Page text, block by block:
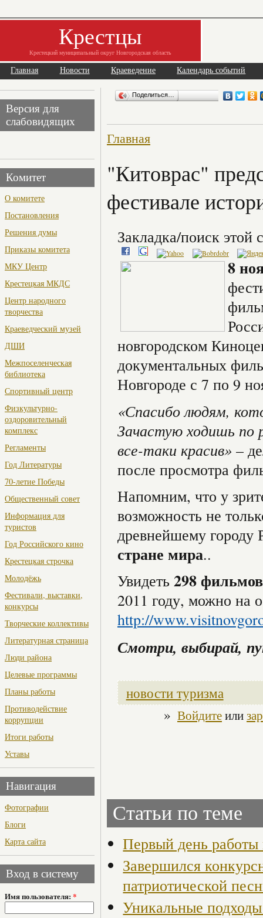
Крестцы
Крестецкий муниципальный округ Новгородская область
Главная Новости Краеведение Календарь событий
Версия для
слабовидящих
Комитет
О комитете
Постановления
Решения думы
Приказы комитета
МКУ Центр
Крестецкая МКДС
Центр народного
творчества
Краеведческий музей
ДШИ
Межпоселенческая
библиотека
Спортивный центр
Физкультурно-
оздоровительный
комплекс
Регламенты
Год Литературы
70-летие Победы
Общественный совет
Информация для
туристов
Год Российского кино
Крестецкая строчка
Молодёжь
Фестивали, выставки,
конкурсы
Творческие коллективы
Литературная страница
Люди района
Целевые программы
Планы работы
Противодействие
коррупции
Итоги работы
Уставы
Навигация
Фотографии
Блоги
Карта сайта
Вход в систему
Имя пользователя: *
Поделиться…
Главная
"Китоврас"
фестивале
Закладка/поиск этой
8
новгородском
документальных
Новгороде с 7 по 9
«Спасибо людям,
Зачастую ходишь по
все-таки красив» –
после просмотра
Напомним, что у
возможность не
древнейшему городу
стране мира..
Увидеть 298 фильмов
2011 году, можно на
http://
Смотри, выбирай,
новости туризма
» Войдитеили
Статьи по теме
Первый день
Завершился
патриотической
Уникальные